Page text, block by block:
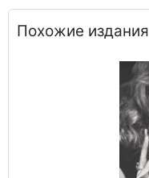
Похожие издания